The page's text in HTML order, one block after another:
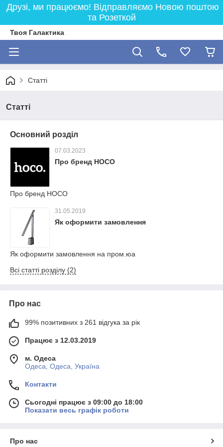
Друзі, ми працюємо! Відправляємо Новою поштою
та Розеткой
Твоя Галактика
Статті
Статті
Основний розділ
07.03.2023
Про бренд НОСО
Про бренд НОСО
31.05.2019
Як оформити замовлення
Як оформити замовлення на пром.юа
Всі статті розділу (2)
Про нас
99% позитивних з 261 відгука за рік
Працює з 12.03.2019
м. Одеса
Одеса, Одеса, Україна
Контакти
Сьогодні працює з 09:00 до 18:00
Показати весь графік роботи
Про нас